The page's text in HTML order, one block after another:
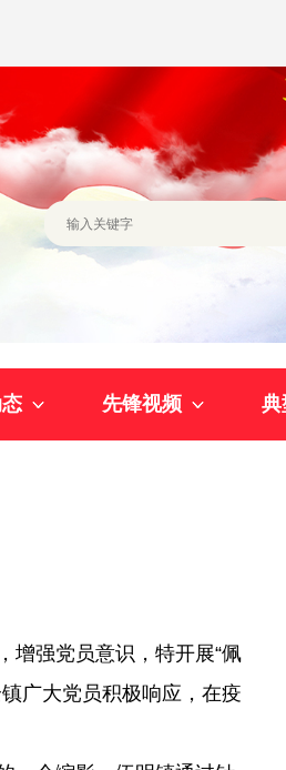
先锋视频 典
增强党员意识，特开展“佩
广大党员积极响应，在疫